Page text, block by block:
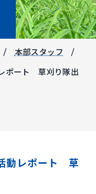
本部スタッフ
ポート 草刈り隊出
動レポート 草